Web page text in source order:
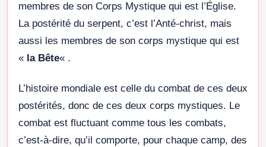
membres de son Corps Mystique qui est l’Église.
La postérité du serpent, c’est l’Anté-christ, mais
aussi les membres de son corps mystique qui est
« la Bête« .
L’histoire mondiale est celle du combat de ces deux
postérités, donc de ces deux corps mystiques. Le
combat est fluctuant comme tous les combats,
c’est-à-dire, qu’il comporte, pour chaque camp, des